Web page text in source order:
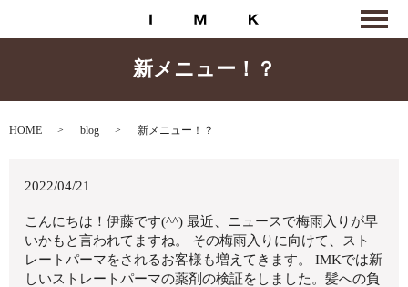
新メニュー！？
HOME blog 新メニュー！？
2022/04/21
こんにちは！伊藤です(^^) 最近、ニュースで梅雨入りが早
いかもと言われてますね。 その梅雨入りに向けて、スト
レートパーマをされるお客様も増えてきます。 IMKでは新
しいストレートパーマの薬剤の検証をしました。髪への負